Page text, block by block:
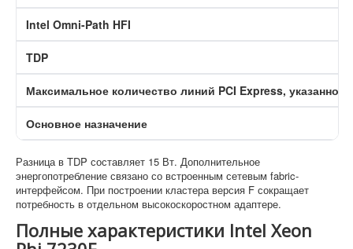
Intel Omni-Path HFI
TDP
Максимальное количество линий PCI Express, указанное
Основное назначение
Разница в TDP составляет 15 Вт. Дополнительное
энергопотребление связано со встроенным сетевым fabric-
интерфейсом. При построении кластера версия F сокращает
потребность в отдельном высокоскоростном адаптере.
Полные характеристики Intel Xeon